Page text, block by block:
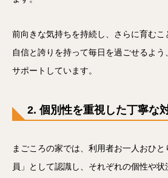
前向きな気持ちを持続し、さらに育む
自信と誇りを持って毎日を過ごせるよう
サポートしています。
2. 個別性を重視した丁寧な
まごころの家では、利用者お一人おひ
員」として認識し、それぞれの個性や